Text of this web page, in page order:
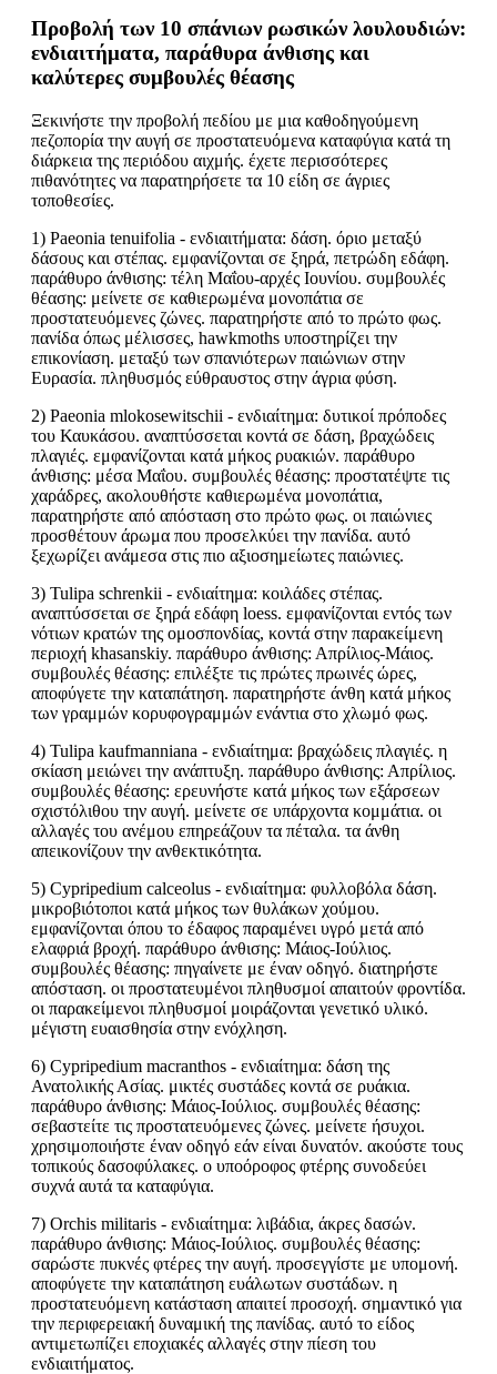
Προβολή των 10 σπάνιων ρωσικών λουλουδιών:
ενδιαιτήματα, παράθυρα άνθισης και
καλύτερες συμβουλές θέασης
Ξεκινήστε την προβολή πεδίου με μια καθοδηγούμενη
πεζοπορία την αυγή σε προστατευόμενα καταφύγια κατά τη
διάρκεια της περιόδου αιχμής. έχετε περισσότερες
πιθανότητες να παρατηρήσετε τα 10 είδη σε άγριες
τοποθεσίες.
1) Paeonia tenuifolia - ενδιαιτήματα: δάση. όριο μεταξύ
δάσους και στέπας. εμφανίζονται σε ξηρά, πετρώδη εδάφη.
παράθυρο άνθισης: τέλη Μαΐου-αρχές Ιουνίου. συμβουλές
θέασης: μείνετε σε καθιερωμένα μονοπάτια σε
προστατευόμενες ζώνες. παρατηρήστε από το πρώτο φως.
πανίδα όπως μέλισσες, hawkmoths υποστηρίζει την
επικονίαση. μεταξύ των σπανιότερων παιώνιων στην
Ευρασία. πληθυσμός εύθραυστος στην άγρια φύση.
2) Paeonia mlokosewitschii - ενδιαίτημα: δυτικοί πρόποδες
του Καυκάσου. αναπτύσσεται κοντά σε δάση, βραχώδεις
πλαγιές. εμφανίζονται κατά μήκος ρυακιών. παράθυρο
άνθισης: μέσα Μαΐου. συμβουλές θέασης: προστατέψτε τις
χαράδρες, ακολουθήστε καθιερωμένα μονοπάτια,
παρατηρήστε από απόσταση στο πρώτο φως. οι παιώνιες
προσθέτουν άρωμα που προσελκύει την πανίδα. αυτό
ξεχωρίζει ανάμεσα στις πιο αξιοσημείωτες παιώνιες.
3) Tulipa schrenkii - ενδιαίτημα: κοιλάδες στέπας.
αναπτύσσεται σε ξηρά εδάφη loess. εμφανίζονται εντός των
νότιων κρατών της ομοσπονδίας, κοντά στην παρακείμενη
περιοχή khasanskiy. παράθυρο άνθισης: Απρίλιος-Μάιος.
συμβουλές θέασης: επιλέξτε τις πρώτες πρωινές ώρες,
αποφύγετε την καταπάτηση. παρατηρήστε άνθη κατά μήκος
των γραμμών κορυφογραμμών ενάντια στο χλωμό φως.
4) Tulipa kaufmanniana - ενδιαίτημα: βραχώδεις πλαγιές. η
σκίαση μειώνει την ανάπτυξη. παράθυρο άνθισης: Απρίλιος.
συμβουλές θέασης: ερευνήστε κατά μήκος των εξάρσεων
σχιστόλιθου την αυγή. μείνετε σε υπάρχοντα κομμάτια. οι
αλλαγές του ανέμου επηρεάζουν τα πέταλα. τα άνθη
απεικονίζουν την ανθεκτικότητα.
5) Cypripedium calceolus - ενδιαίτημα: φυλλοβόλα δάση.
μικροβιότοποι κατά μήκος των θυλάκων χούμου.
εμφανίζονται όπου το έδαφος παραμένει υγρό μετά από
ελαφριά βροχή. παράθυρο άνθισης: Μάιος-Ιούλιος.
συμβουλές θέασης: πηγαίνετε με έναν οδηγό. διατηρήστε
απόσταση. οι προστατευμένοι πληθυσμοί απαιτούν φροντίδα.
οι παρακείμενοι πληθυσμοί μοιράζονται γενετικό υλικό.
μέγιστη ευαισθησία στην ενόχληση.
6) Cypripedium macranthos - ενδιαίτημα: δάση της
Ανατολικής Ασίας. μικτές συστάδες κοντά σε ρυάκια.
παράθυρο άνθισης: Μάιος-Ιούλιος. συμβουλές θέασης:
σεβαστείτε τις προστατευόμενες ζώνες. μείνετε ήσυχοι.
χρησιμοποιήστε έναν οδηγό εάν είναι δυνατόν. ακούστε τους
τοπικούς δασοφύλακες. ο υποόροφος φτέρης συνοδεύει
συχνά αυτά τα καταφύγια.
7) Orchis militaris - ενδιαίτημα: λιβάδια, άκρες δασών.
παράθυρο άνθισης: Μάιος-Ιούλιος. συμβουλές θέασης:
σαρώστε πυκνές φτέρες την αυγή. προσεγγίστε με υπομονή.
αποφύγετε την καταπάτηση ευάλωτων συστάδων. η
προστατευόμενη κατάσταση απαιτεί προσοχή. σημαντικό για
την περιφερειακή δυναμική της πανίδας. αυτό το είδος
αντιμετωπίζει εποχιακές αλλαγές στην πίεση του
ενδιαιτήματος.